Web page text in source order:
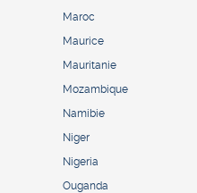
Maroc
Maurice
Mauritanie
Mozambique
Namibie
Niger
Nigeria
Ouganda